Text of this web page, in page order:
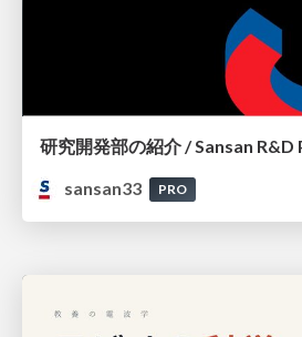
研究開発部の紹介 / Sansan R&D
sansan33
PRO